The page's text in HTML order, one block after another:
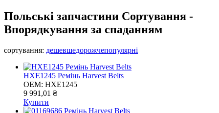
Польські запчастини Сортування -
Впорядкування за спаданням
сортування: дешевшедорожчепопулярні
HXE1245 Ремінь Harvest Belts
OEM: HXE1245
9 991,01 ₴
Купити